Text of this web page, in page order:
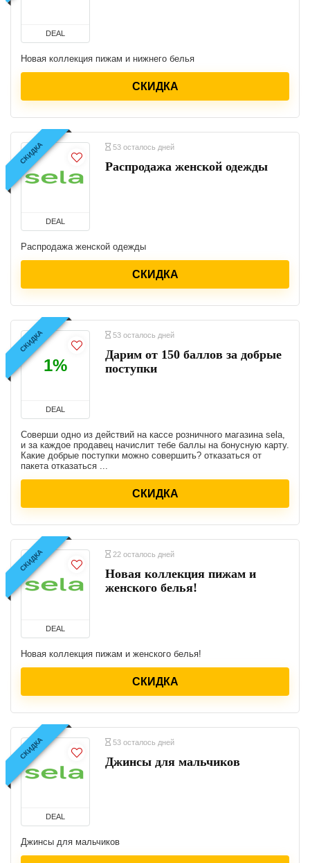
DEAL
Новая коллекция пижам и нижнего белья
СКИДКА
СКИДКА
DEAL
53 осталось дней
Распродажа женской одежды
Распродажа женской одежды
СКИДКА
СКИДКА
1%
DEAL
53 осталось дней
Дарим от 150 баллов за добрые
поступки
Соверши одно из действий на кассе розничного магазина sela,
и за каждое продавец начислит тебе баллы на бонусную карту.
Какие добрые поступки можно совершить? отказаться от
пакета отказаться ...
СКИДКА
СКИДКА
DEAL
22 осталось дней
Новая коллекция пижам и
женского белья!
Новая коллекция пижам и женского белья!
СКИДКА
СКИДКА
DEAL
53 осталось дней
Джинсы для мальчиков
Джинсы для мальчиков